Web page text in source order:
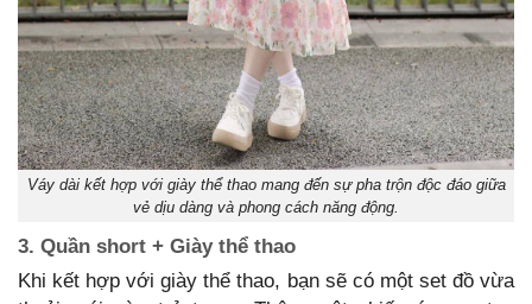
Váy dài kết hợp với giày thể thao mang đến sự pha trộn độc đáo giữa
vẻ dịu dàng và phong cách năng động.
3. Quần short + Giày thể thao
Khi kết hợp với giày thể thao, bạn sẽ có một set đồ vừa